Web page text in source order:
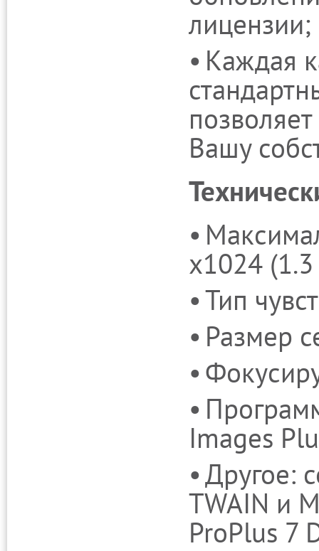
лицензии;
Каждая
Вашу
x1024
Тип
Размер
Images
Другое:
TWAIN и
ProPlus 7